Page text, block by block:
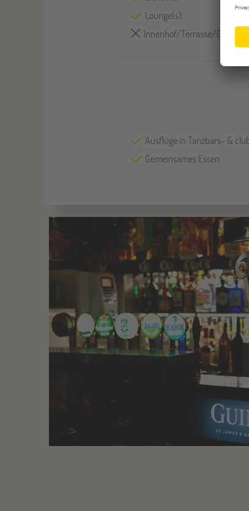
Lounge(s)
Innenhof/Terrasse/Garten
Ausflüge in Tanzbars- &
Gemeinsames Essen